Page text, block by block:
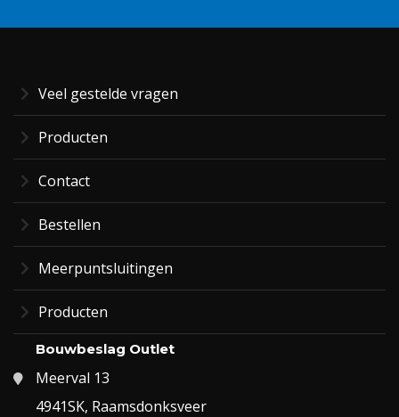
Veel gestelde vragen
Producten
Contact
Bestellen
Meerpuntsluitingen
Producten
Bouwbeslag Outlet
Meerval 13
4941SK, Raamsdonksveer